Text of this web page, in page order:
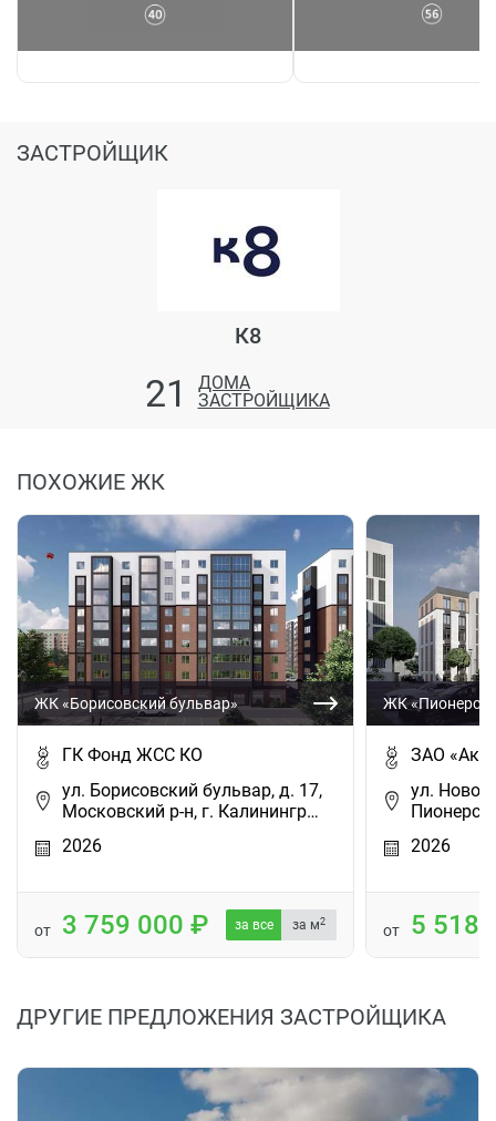
ЗАСТРОЙЩИК
К8
21
ДОМА
ЗАСТРОЙЩИКА
ПОХОЖИЕ ЖК
ЖК «Борисовский бульвар»
ГК Фонд ЖСС КО
ул. Борисовский бульвар, д. 17,
Московский р-н, г. Калинингр…
2026
от 3 759 000 за все за м2
ЖК
ЗАО
ул.
2026
от 5 518
ДРУГИЕ ПРЕДЛОЖЕНИЯ ЗАСТРОЙЩИКА